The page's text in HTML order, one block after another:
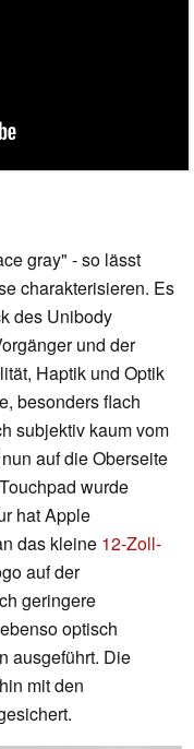
gray" - so lässt
charakterisieren. Es
des Unibody
und der
Haptik und Optik
besonders flach
subjektiv kaum vom
auf die Oberseite
wurde
hat Apple
das kleine 12-Zoll-
auf der
geringere
optisch
ausgeführt. Die
mit den